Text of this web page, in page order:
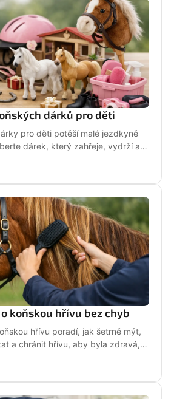
dárků pro děti
pro děti potěší malé jezdkyně
dárek, který zahřeje, vydrží a
koňskou hřívu bez chyb
hřívu poradí, jak šetrně mýt,
a chránit hřívu, aby byla zdravá,